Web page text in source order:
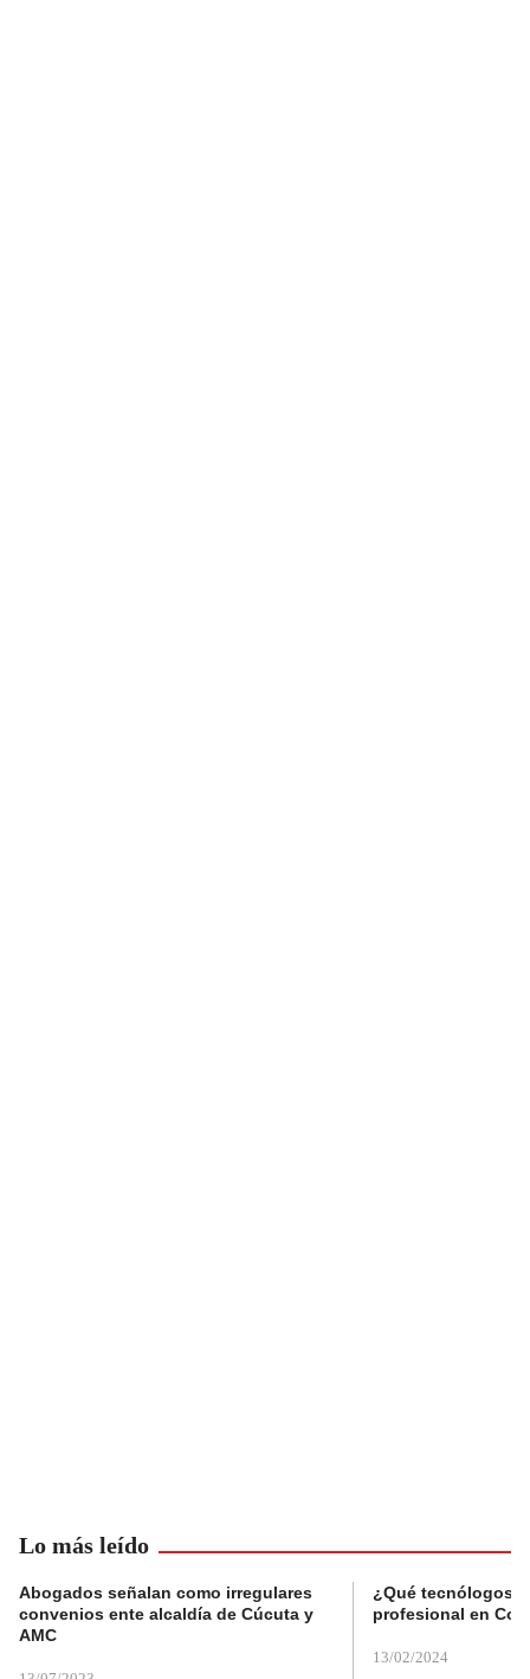
Lo más leído
Abogados señalan como irregulares
convenios ente alcaldía de Cúcuta y
AMC
¿Qué tecnólogos
profesional en
13/02/2024